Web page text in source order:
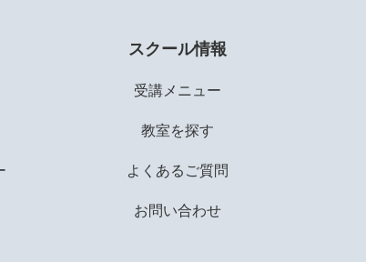
スクール情報
受講メニュー
教室を探す
よくあるご質問
お問い合わせ